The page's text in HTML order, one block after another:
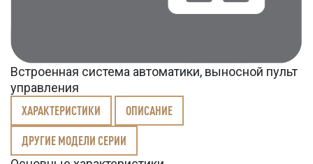
Встроенная система автоматики, выносной пульт
управления
ХАРАКТЕРИСТИКИ ОПИСАНИЕ
ДРУГИЕ МОДЕЛИ СЕРИИ